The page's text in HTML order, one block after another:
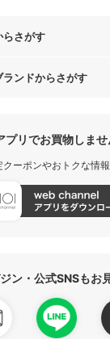
らさがす
ランドからさがす
プリでお買物しませ
クーポンやおトクな情報
ン・公式SNSもお